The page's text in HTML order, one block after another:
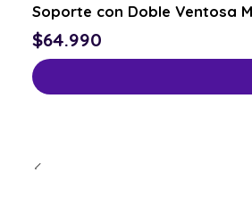
Soporte con Doble Ventosa
$64.990